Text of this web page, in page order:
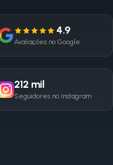
4.9
Avaliações no Google
212 mil
Seguidores no Instagram